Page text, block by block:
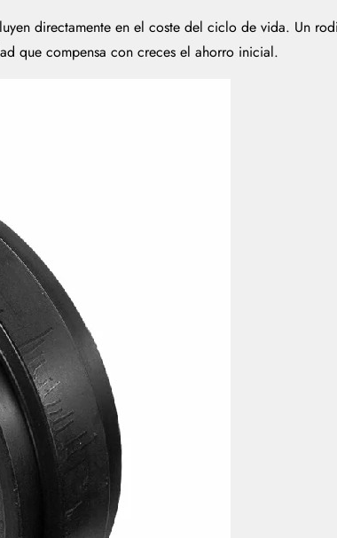
directamente en el coste del ciclo de vida. Un
que compensa con creces el ahorro inicial.